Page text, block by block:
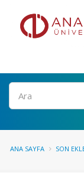
Ara
ANA SAYFA SON